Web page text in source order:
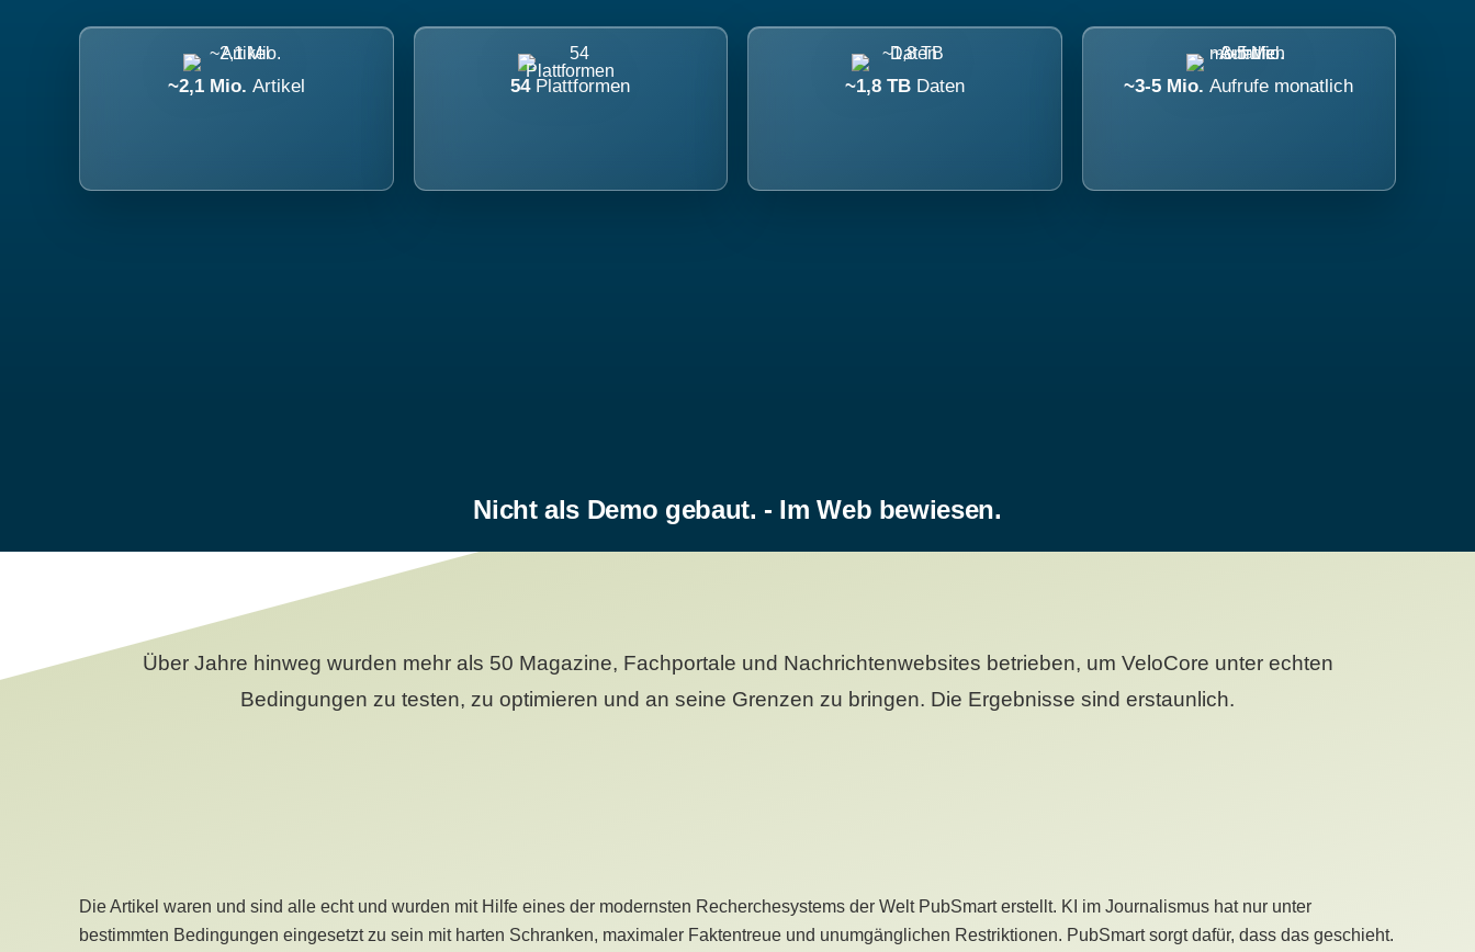
~2,1 Mio. Artikel 54 Plattformen ~1,8 TB Daten ~3-5 Mio.Aufrufe monatlich
Nicht als Demo gebaut. - Im Web bewiesen.
Über Jahre hinweg wurden mehr als 50 Magazine, Fachportale und Nachrichtenwebsites betrieben, um VeloCore unter echten
Bedingungen zu testen, zu optimieren und an seine Grenzen zu bringen. Die Ergebnisse sind erstaunlich.
Die Artikel waren und sind alle echt und wurden mit Hilfe eines der modernsten Recherchesystems der Welt PubSmart erstellt. KI im Journalismus hat nur unter
bestimmten Bedingungen eingesetzt zu sein mit harten Schranken, maximaler Faktentreue und unumgänglichen Restriktionen. PubSmart sorgt dafür, dass das geschieht.